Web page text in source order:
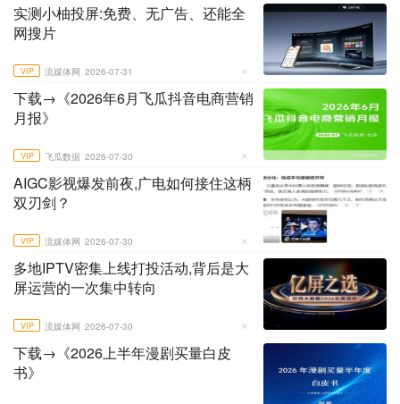
实测小柚投屏:免费、无广告、还能全
网搜片
VIP 流媒体网 2026-07-31
下载→《2026年6月飞瓜抖音电商营销
月报》
VIP 飞瓜数据 2026-07-30
AIGC影视爆发前夜,广电如何接住这柄
双刃剑？
VIP 流媒体网 2026-07-30
多地IPTV密集上线打投活动,背后是大
屏运营的一次集中转向
VIP 流媒体网 2026-07-30
下载→《2026上半年漫剧买量白皮
书》